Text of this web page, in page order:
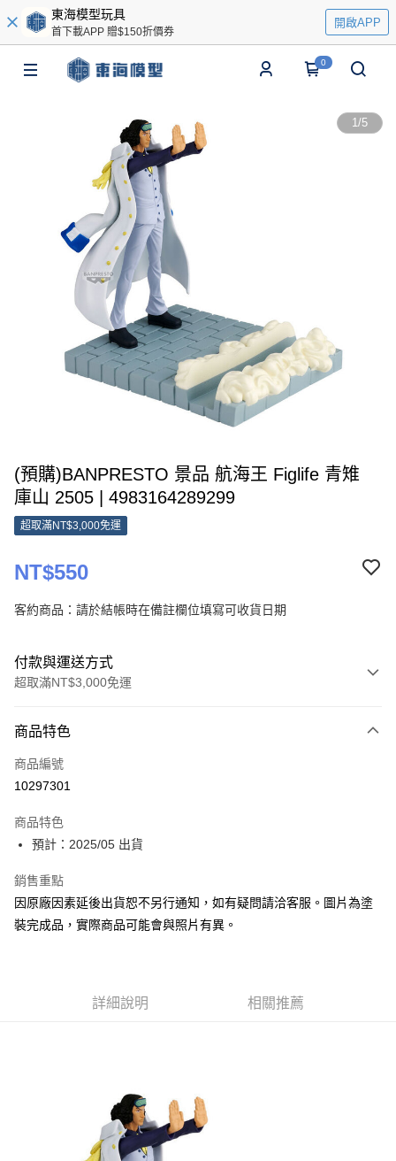
東海模型玩具
首下載APP 贈$150折價券
開啟APP
0
1/5
(預購)BANPRESTO 景品 航海王 Figlife 青雉
庫山 2505 | 4983164289299
超取滿NT$3,000免運
NT$550
客約商品：請於結帳時在備註欄位填寫可收貨日期
付款與運送方式
超取滿NT$3,000免運
信用卡一次付款
超商取貨付款
Google Pay
全盈+PAY
大哥付你分期
相關說明
流程，驗證手機門號後，選擇欲分期的期數、繳款截止日，確認付款後即完
1.分期款項不併入電信帳單，「大哥付你分期」於每月結算日後寄送繳費提
2.透過簡訊連結打開帳單後，可選擇「超商條碼／台灣大直營門市／銀行轉
帳／街口支付／iPASS MONEY」等通路繳費。
每筆NT$90，滿NT$3,000(含以上)免運費
預購-7-11取貨付款(舊)
商品特色
商品編號
10297301
商品特色
預計：2025/05 出貨
銷售重點
因原廠因素延後出貨恕不另行通知，如有疑問請洽客服。圖片為塗
裝完成品，實際商品可能會與照片有異。
詳細說明 相關推薦